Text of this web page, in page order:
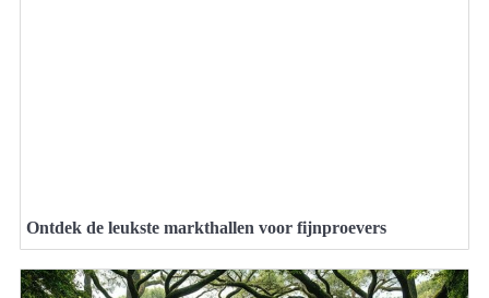
Ontdek de leukste markthallen voor fijnproevers